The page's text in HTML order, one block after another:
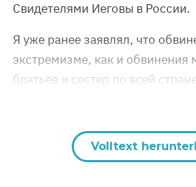
Свидетелями Иеговы в России.
Я уже ранее заявлял, что
экстремизме, как и обвинения
братьев и сестер по всей
Volltext